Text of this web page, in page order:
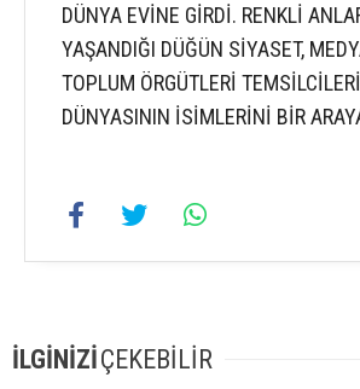
DÜNYA EVİNE GİRDİ. RENKLİ
YAŞANDIĞI DÜĞÜN SİYASET,
TOPLUM ÖRGÜTLERİ
DÜNYASININ İSİMLERİNİ BİR
İLGİNİZİÇEKEBİLİR